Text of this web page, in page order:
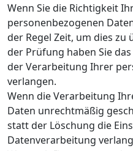
Wenn Sie die Richtigkeit
personenbezogenen
der Regel Zeit, um dies
der Prüfung haben Sie
der Verarbeitung Ihrer
verlangen.
Wenn die Verarbeitung
Daten unrechtmäßig
statt der Löschung die
Datenverarbeitung